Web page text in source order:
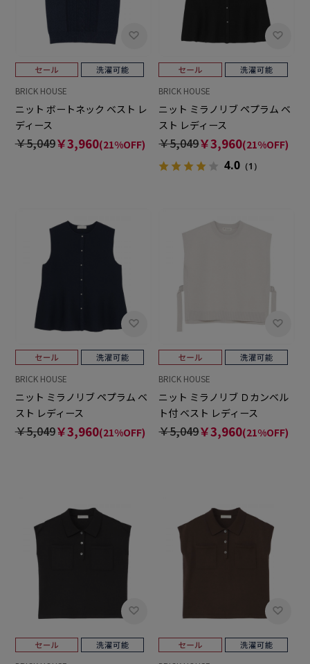
BRICK HOUSE
ニット ボートネック ベスト レ
ディース
￥5,049￥3,960(21%OFF)
BRICK HOUSE
ニット ミラノリブ ペプラム ベ
スト レディース
￥5,049￥3,960(21%OFF)
4.0 （1）
BRICK HOUSE
ニット ミラノリブ ペプラム ベ
スト レディース
￥5,049￥3,960(21%OFF)
BRICK HOUSE
ニット ミラノリブ Ｄカンベル
ト付 ベスト レディース
￥5,049￥3,960(21%OFF)